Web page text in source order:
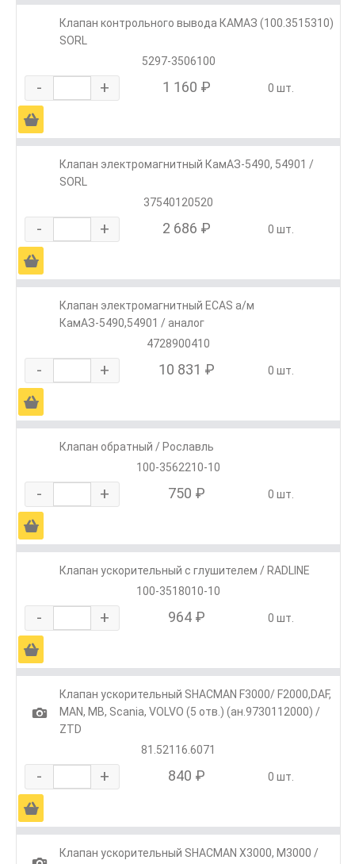
Клапан контрольного вывода КАМАЗ (100.3515310)
SORL
5297-3506100
- + 1 160 ₽ 0 шт.
Ä
Клапан электромагнитный КамАЗ-5490, 54901 /
SORL
37540120520
- + 2 686 ₽ 0 шт.
Ä
Клапан электромагнитный ECAS а/м
КамАЗ-5490,54901 / аналог
4728900410
- + 10 831 ₽ 0 шт.
Ä
Клапан обратный / Рославль
100-3562210-10
- + 750 ₽ 0 шт.
Ä
Клапан ускорительный с глушителем / RADLINE
100-3518010-10
- + 964 ₽ 0 шт.
Ä
1
Клапан ускорительный SHACMAN F3000/ F2000,DAF,
MAN, MB, Scania, VOLVO (5 отв.) (ан.9730112000) /
ZTD
81.52116.6071
- + 840 ₽ 0 шт.
Ä
Клапан ускорительный SHACMAN X3000, М3000 /